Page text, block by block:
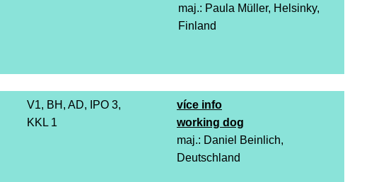
maj.: Paula Müller, Helsinky,
Finland
V1, BH, AD, IPO 3,
KKL 1
více info
working dog
maj.: Daniel Beinlich,
Deutschland